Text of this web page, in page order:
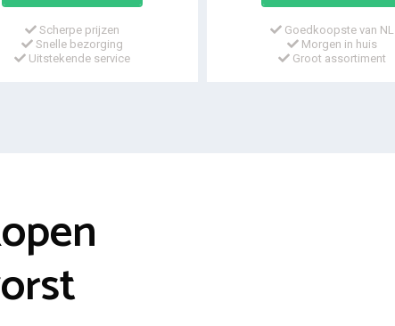
Scherpe prijzen
Snelle bezorging
Uitstekende service
Goedkoopste van NL
Morgen in huis
Groot assortiment